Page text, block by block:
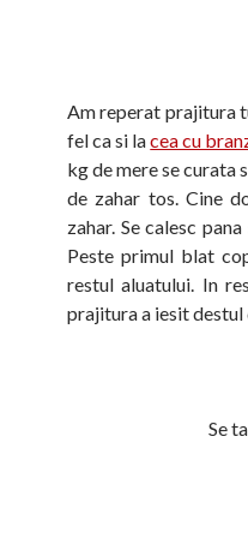
Am reperat prajitura
fel ca si lacea cu
kg de mere se curata
de zahar tos. Cine
zahar. Se calesc
Peste primul blat
restul aluatului. In
prajitura a iesit destul
Se